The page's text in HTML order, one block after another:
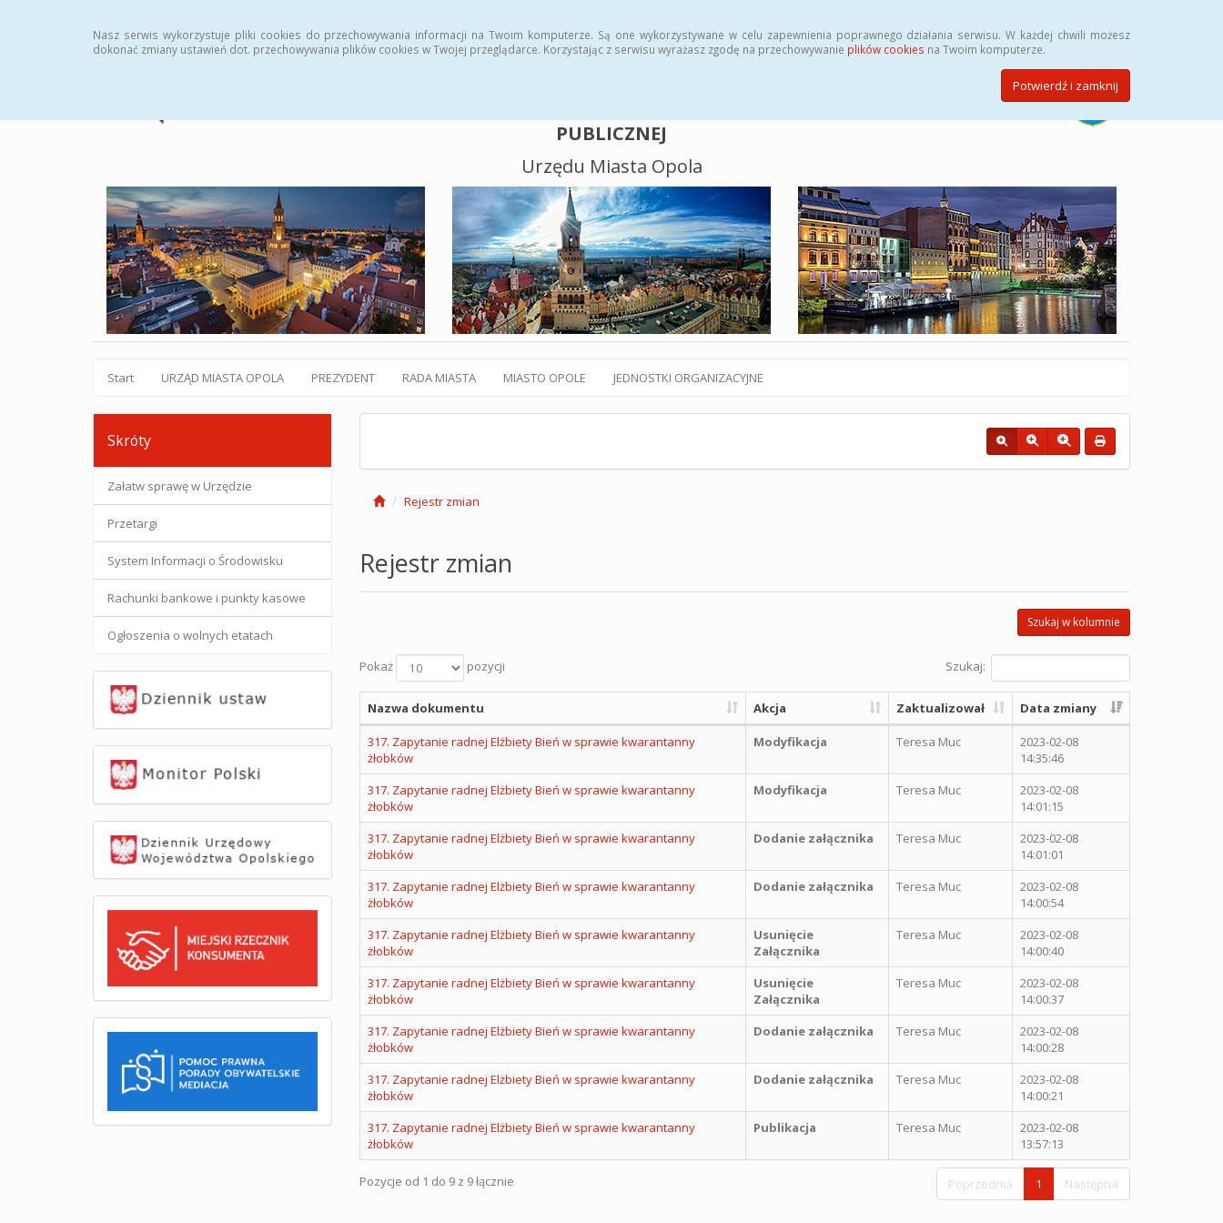
Nasz serwis wykorzystuje pliki cookies do przechowywania informacji na Twoim komputerze. Są one wykorzystywane w celu zapewnienia poprawnego działania serwisu. W każdej chwili możesz
dokonać zmiany ustawień dot. przechowywania plików cookies w Twojej przeglądarce. Korzystając z serwisu wyrażasz zgodę na przechowywanie plików cookies na Twoim komputerze.
Potwierdź i zamknij
PUBLICZNEJ
Urzędu Miasta Opola
Start URZĄD MIASTA OPOLA PREZYDENT RADA MIASTA MIASTO OPOLE JEDNOSTKI ORGANIZACYJNE
Skróty
Załatw sprawę w Urzędzie
Przetargi
System Informacji o Środowisku
Rachunki bankowe i punkty kasowe
Ogłoszenia o wolnych etatach
Rejestr zmian
Rejestr zmian
Szukaj w kolumnie
Pokaż pozycji Szukaj:
Nazwa dokumentu Akcja Zaktualizował Data zmiany
317. Zapytanie radnej Elżbiety Bień w sprawie kwarantanny
żłobków
Modyfikacja Teresa Muc
2023-02-08
14:35:46
317. Zapytanie radnej Elżbiety Bień w sprawie kwarantanny
żłobków
Modyfikacja Teresa Muc
2023-02-08
14:01:15
317. Zapytanie radnej Elżbiety Bień w sprawie kwarantanny
żłobków
Dodanie załącznika Teresa Muc
2023-02-08
14:01:01
317. Zapytanie radnej Elżbiety Bień w sprawie kwarantanny
żłobków
Dodanie załącznika Teresa Muc
2023-02-08
14:00:54
317. Zapytanie radnej Elżbiety Bień w sprawie kwarantanny
żłobków
Usunięcie
Załącznika
Teresa Muc
2023-02-08
14:00:40
317. Zapytanie radnej Elżbiety Bień w sprawie kwarantanny
żłobków
Usunięcie
Załącznika
Teresa Muc
2023-02-08
14:00:37
317. Zapytanie radnej Elżbiety Bień w sprawie kwarantanny
żłobków
Dodanie załącznika Teresa Muc
2023-02-08
14:00:28
317. Zapytanie radnej Elżbiety Bień w sprawie kwarantanny
żłobków
Dodanie załącznika Teresa Muc
2023-02-08
14:00:21
317. Zapytanie radnej Elżbiety Bień w sprawie kwarantanny
żłobków
Publikacja Teresa Muc
2023-02-08
13:57:13
Pozycje od 1 do 9 z 9 łącznie Poprzednia 1 Następna